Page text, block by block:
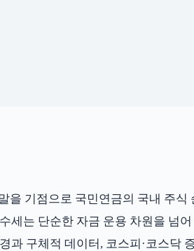
을 기점으로 국민연금의 국내 주
는 단순한 자금 운용 차원을 넘
구체적 데이터, 코스피·코스닥